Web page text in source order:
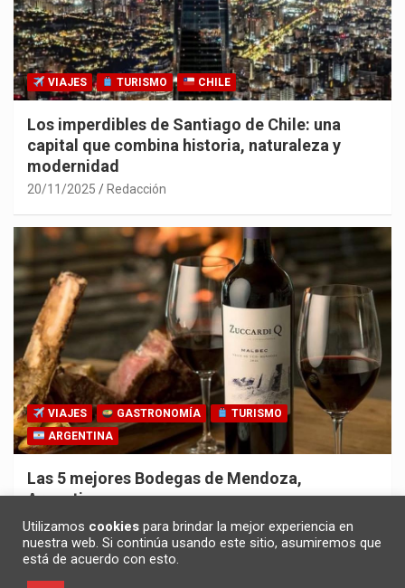
VIAJES TURISMO CHILE
Los imperdibles de Santiago de Chile: una
capital que combina historia, naturaleza y
modernidad
20/11/2025 Redacción
VIAJES GASTRONOMÍA
TURISMO
ARGENTINA
Las 5 mejores Bodegas de Mendoza,
Argentina
30/10/2025 Redacción
Utilizamos cookies para brindar la mejor experiencia en
nuestra web. Si continúa usando este sitio, asumiremos que
está de acuerdo con esto.